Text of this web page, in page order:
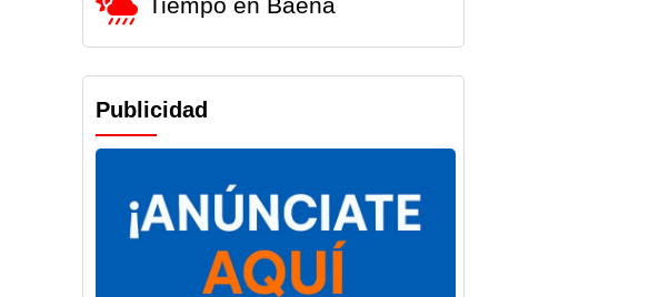
Las bandas y
agrupaciones
musicales de
Baena
recibirán más
de 28.000
euros de la
Diputación
Baena registra
un total de 13
en el mes de
Por
Tiempo en Baena
Publicidad